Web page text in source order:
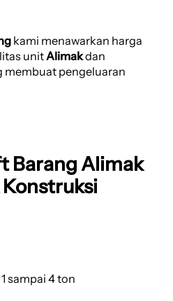
kami menawarkan harga
unit Alimakdan
membuat pengeluaran
Barang Alimak
sampai 4 ton